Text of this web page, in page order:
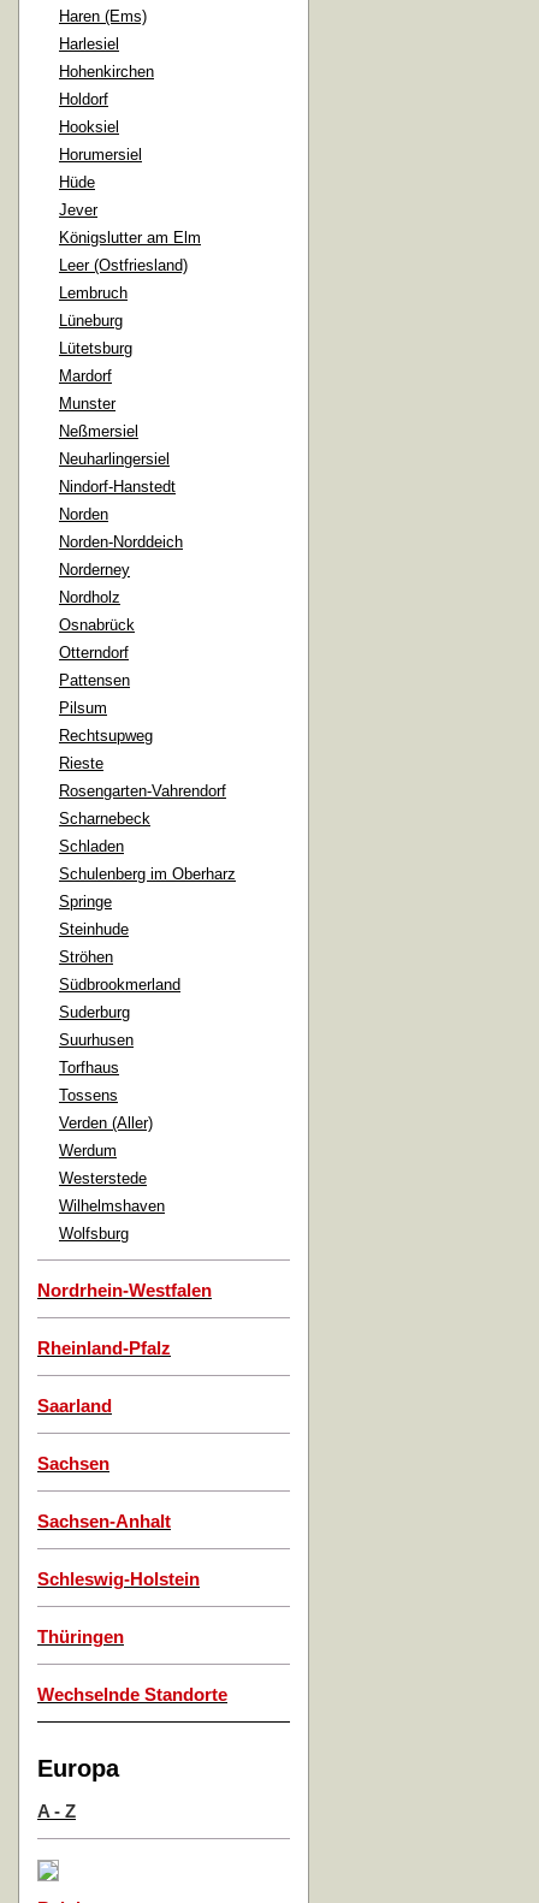
Haren (Ems)
Harlesiel
Hohenkirchen
Holdorf
Hooksiel
Horumersiel
Hüde
Jever
Königslutter am Elm
Leer (Ostfriesland)
Lembruch
Lüneburg
Lütetsburg
Mardorf
Munster
Neßmersiel
Neuharlingersiel
Nindorf-Hanstedt
Norden
Norden-Norddeich
Norderney
Nordholz
Osnabrück
Otterndorf
Pattensen
Pilsum
Rechtsupweg
Rieste
Rosengarten-Vahrendorf
Scharnebeck
Schladen
Schulenberg im Oberharz
Springe
Steinhude
Ströhen
Südbrookmerland
Suderburg
Suurhusen
Torfhaus
Tossens
Verden (Aller)
Werdum
Westerstede
Wilhelmshaven
Wolfsburg
Nordrhein-Westfalen
Rheinland-Pfalz
Saarland
Sachsen
Sachsen-Anhalt
Schleswig-Holstein
Thüringen
Wechselnde Standorte
Europa
A - Z